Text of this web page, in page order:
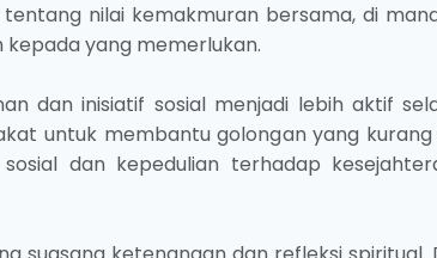
nilai kemakmuran bersama, di
yang memerlukan.
dan inisiatif sosial menjadi lebih aktif
untuk membantu golongan yang kurang
dan kepedulian terhadap